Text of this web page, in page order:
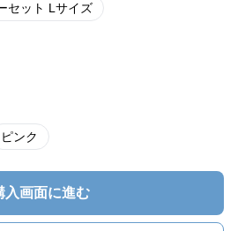
セット Lサイズ
ピンク
入画面に進む